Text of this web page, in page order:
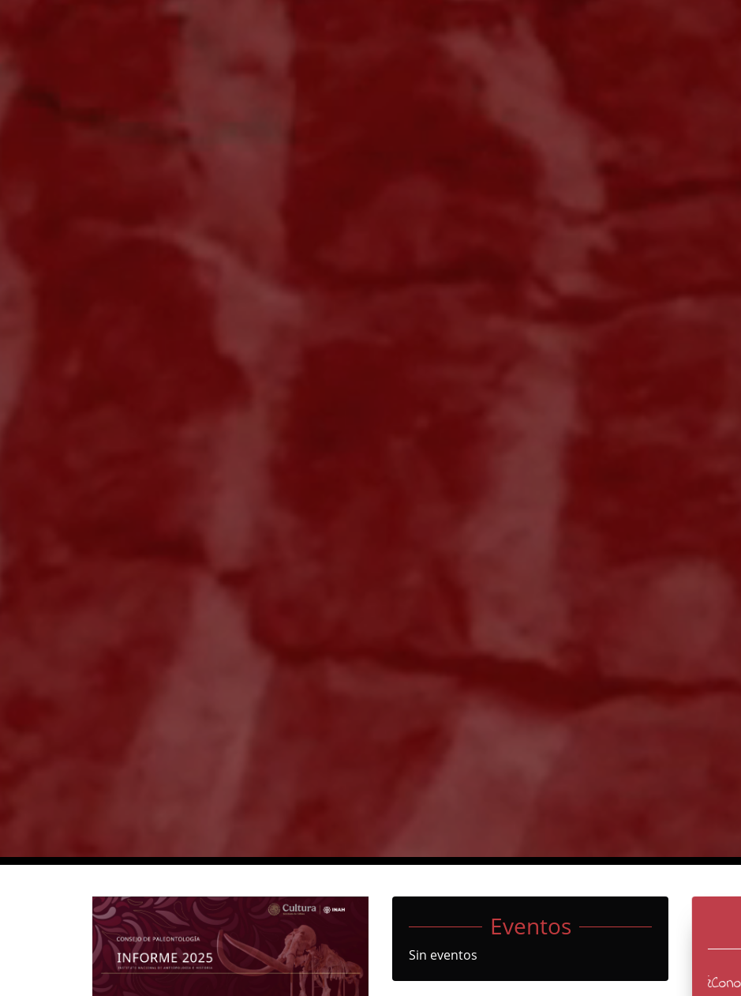
Eventos
Sin eventos